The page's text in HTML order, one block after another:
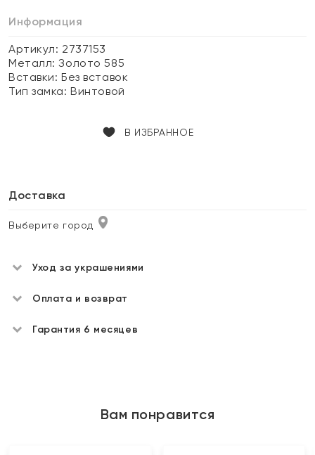
Информация
Артикул: 2737153
Металл:Золото 585
Вставки:Без вставок
Тип замка:Винтовой
В ИЗБРАННОЕ
Доставка
Выберите город
Уход за украшениями
Оплата и возврат
Гарантия 6 месяцев
Вам понравится